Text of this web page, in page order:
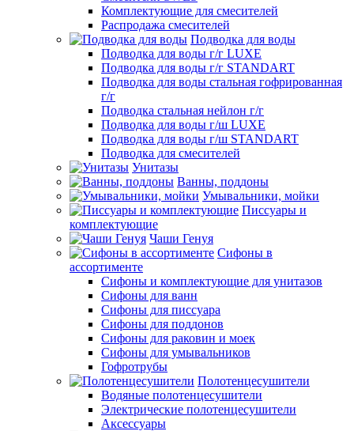
Комплектующие для смесителей
Распродажа смесителей
Подводка для воды
Подводка для воды г/г LUXE
Подводка для воды г/г STANDART
Подводка для воды стальная гофрированная
г/г
Подводка стальная нейлон г/г
Подводка для воды г/ш LUXE
Подводка для воды г/ш STANDART
Подводка для смесителей
Унитазы
Ванны, поддоны
Умывальники, мойки
Писсуары и
комплектующие
Чаши Генуя
Сифоны в
ассортименте
Сифоны и комплектующие для унитазов
Сифоны для ванн
Сифоны для писсуара
Сифоны для поддонов
Сифоны для раковин и моек
Сифоны для умывальников
Гофротрубы
Полотенцесушители
Водяные полотенцесушители
Электрические полотенцесушители
Аксессуары